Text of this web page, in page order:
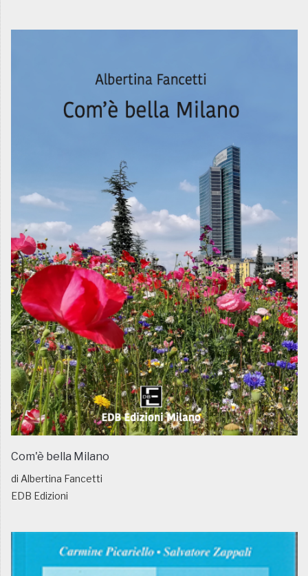
Com'è bella Milano
di Albertina Fancetti
EDB Edizioni